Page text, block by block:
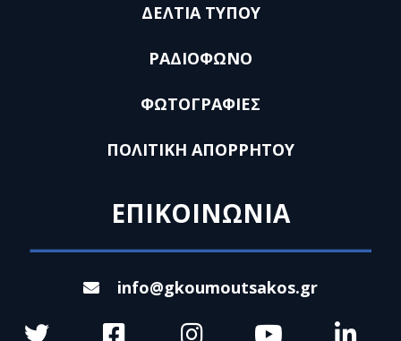
ΔΕΛΤΙΑ ΤΥΠΟΥ
ΡΑΔΙΟΦΩΝΟ
ΦΩΤΟΓΡΑΦΙΕΣ
ΠΟΛΙΤΙΚΗ ΑΠΟΡΡΗΤΟΥ
ΕΠΙΚΟΙΝΩΝΙΑ
info@gkoumoutsakos.gr